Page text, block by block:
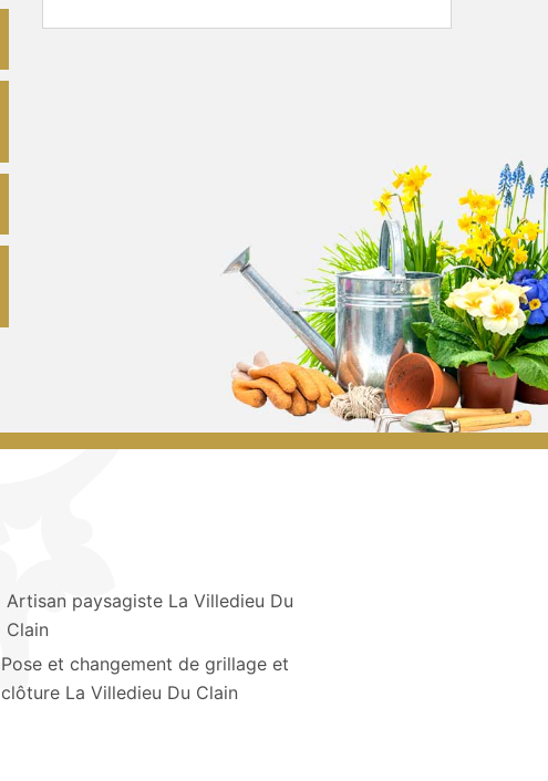
Artisan paysagiste La Villedieu Du
Clain
Pose et changement de grillage et
clôture La Villedieu Du Clain